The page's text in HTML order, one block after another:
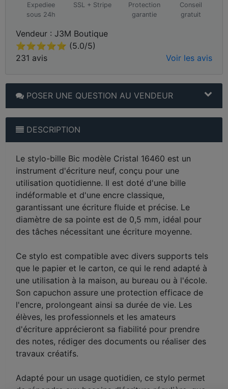
Expediee
sous 24h
SSL + Stripe
Protection
garantie
Conseil
gratuit
Vendeur : J3M Boutique
⭐⭐⭐⭐⭐ (5.0/5)
231 avis
Voir les avis
POSER UNE QUESTION AU VENDEUR
DESCRIPTION
Le stylo-bille Bic modèle Cristal 16460 est un
instrument d'écriture neuf, conçu pour une
utilisation quotidienne. Il est doté d'une bille
indéformable et d'une encre classique,
garantissant une écriture fluide et précise. Le
diamètre de sa pointe est de 0,5 mm, idéal pour
des tâches nécessitant une écriture moyenne.
Ce stylo est compatible avec divers supports tels
que le papier et le carton, ce qui le rend adapté à
une utilisation à la maison, au bureau ou à l'école.
Son capuchon assure une protection efficace de
l'encre, prolongeant ainsi sa durée de vie. Les
élèves, les professionnels et les amateurs
d'écriture apprécieront sa fiabilité pour prendre
des notes, rédiger des documents ou réaliser des
travaux créatifs.
Adapté pour un usage quotidien, ce stylo permet